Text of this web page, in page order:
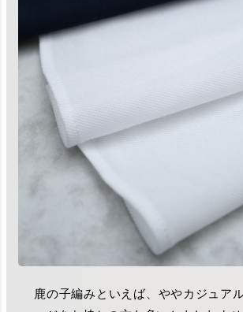
鹿の子編みといえば、ややカジュア